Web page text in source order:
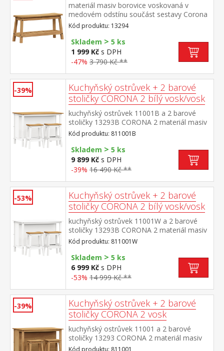
materiál masiv borovice voskovaná v
medovém odstínu součást sestavy Corona
2
Kód produktu: 13294
Skladem > 5 ks
1 999 Kč s DPH
-47% 3 790 Kč **
-39%
Kuchyňský ostrůvek + 2 barové
stoličky CORONA 2 bílý vosk/vosk
kuchyňský ostrůvek 11001B a 2 barové
stoličky 13293B CORONA 2 materiál masiv
borovice voskovaná v bílém a medovém
odstínu rozměr ostrůvku (š/h/v) 126 × 77 ×
91 cm, 1 police rozměr barové stoličky
(š/h/v) 44 × 30 × 63 cm součást sestavy
Corona 2
Kód produktu: 811001B
Skladem > 5 ks
9 899 Kč s DPH
-39% 16 490 Kč **
-53%
Kuchyňský ostrůvek + 2 barové
stoličky CORONA 2 bílý vosk/vosk
kuchyňský ostrůvek 11001W a 2 barové
stoličky 13293B CORONA 2 materiál masiv
borovice voskovaná v bílém a medovém
odstínu rozměr ostrůvku (š/h/v) 126 × 77 ×
91 cm, 1 police rozměr barové stoličky
(š/h/v) 44 × 30 × 63 cm součást sestavy
Corona 2
Kód produktu: 811001W
Skladem > 5 ks
6 999 Kč s DPH
-53% 14 999 Kč **
-39%
Kuchyňský ostrůvek + 2 barové
stoličky CORONA 2 vosk
kuchyňský ostrůvek 11001 a 2 barové
stoličky 13293 CORONA 2 materiál masiv
borovice voskovaná v medovém
Kód produktu: 811001